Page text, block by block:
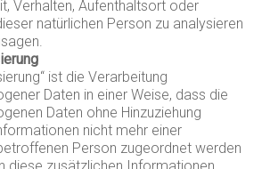
Verhalten, Aufenthaltsort oder
natürlichen Person zu analysieren
ist die Verarbeitung
Daten in einer Weise, dass die
Daten ohne Hinzuziehung
nicht mehr einer
Person zugeordnet werden